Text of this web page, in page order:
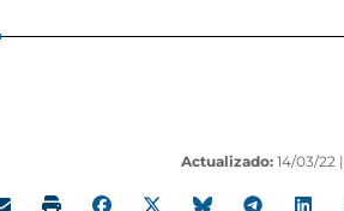
Actualizado: 14/03/22 |